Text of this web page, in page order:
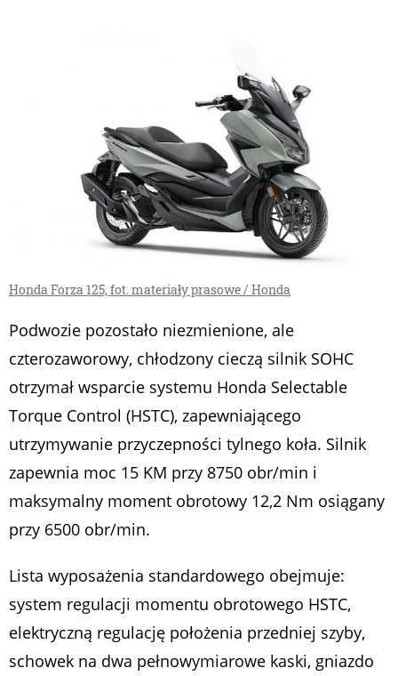
Honda Forza 125, fot. materiały prasowe / Honda
Podwozie pozostało niezmienione, ale
czterozaworowy, chłodzony cieczą silnik SOHC
otrzymał wsparcie systemu Honda Selectable
Torque Control (HSTC), zapewniającego
utrzymywanie przyczepności tylnego koła. Silnik
zapewnia moc 15 KM przy 8750 obr/min i
maksymalny moment obrotowy 12,2 Nm osiągany
przy 6500 obr/min.
Lista wyposażenia standardowego obejmuje:
system regulacji momentu obrotowego HSTC,
elektryczną regulację położenia przedniej szyby,
schowek na dwa pełnowymiarowe kaski, gniazdo